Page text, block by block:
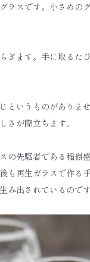
スです。小さめのグ
ぎます。手に取るた
というものがありま
さが際立ちます。
の先駆者である稲嶺
も再生ガラスで作る
み出されているのです